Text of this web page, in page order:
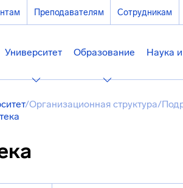
Преподавателям Сотрудникам
Университет Образование Наука
/Организационная структура/